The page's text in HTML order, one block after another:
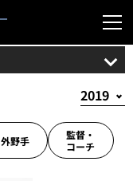
外野手
監督・
コーチ